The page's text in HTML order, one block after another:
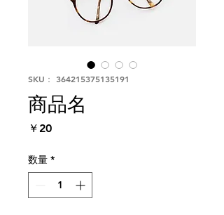
SKU： 364215375135191
商品名
￥20価
数量 *